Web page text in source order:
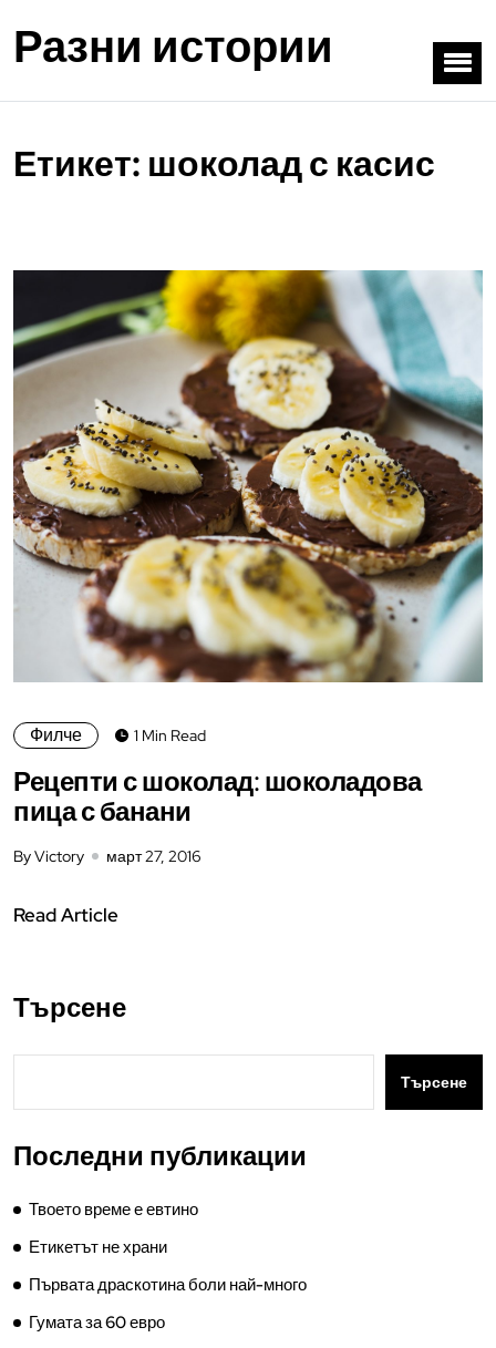
Разни истории
Етикет: шоколад с касис
Филче 1 Min Read
Рецепти с шоколад: шоколадова
пица с банани
By Victory март 27, 2016
Read Article
Търсене
Търсене
Последни публикации
Твоето време е евтино
Етикетът не храни
Първата драскотина боли най-много
Гумата за 60 евро